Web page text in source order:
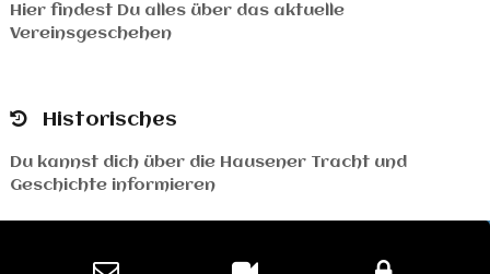
Hier findest Du alles über das aktuelle
Vereinsgeschehen
Historisches
Du kannst dich über die Hausener Tracht und
Geschichte informieren